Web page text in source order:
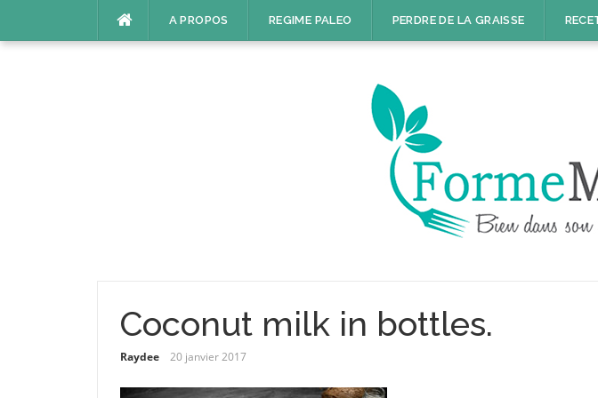
A PROPOS REGIME PALEO PERDRE DE LA GRAISSE
Coconut milk in bottles.
Raydee 20 janvier 2017